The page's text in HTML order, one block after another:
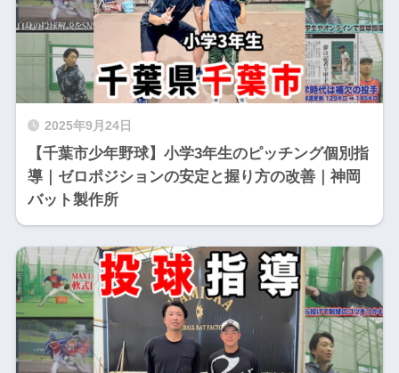
2025年9月24日
【千葉市少年野球】小学3年生のピッチング個別指
導｜ゼロポジションの安定と握り方の改善｜神岡
バット製作所